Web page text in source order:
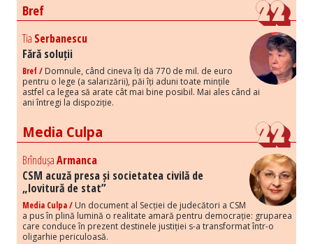
Bref
Tia Serbanescu
Fără soluții
Bref / Domnule, când cineva îți dă 770 de mil. de euro
pentru o lege (a salarizării), păi îți aduni toate mințile
astfel ca legea să arate cât mai bine posibil. Mai ales când ai
ani întregi la dispoziție.
Media Culpa
BrîndușaArmanca
CSM acuză presa și societatea civilă de
„lovitură de stat”
Media Culpa / Un document al Secției de judecători a CSM
a pus în plină lumină o realitate amară pentru democrație: gruparea
care conduce în prezent destinele justiției s-a transformat într-o
oligarhie periculoasă.